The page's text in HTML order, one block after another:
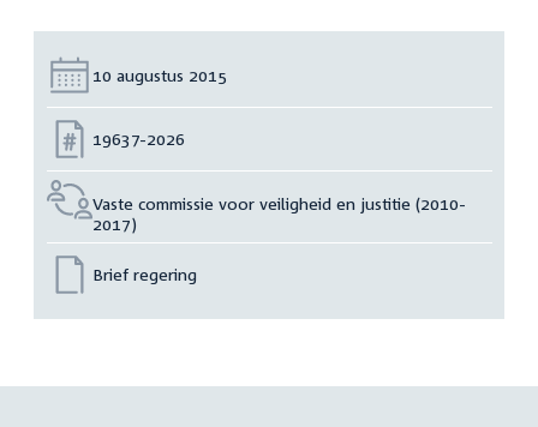
Datum:
10 augustus 2015
Nummer:
19637-2026
Vaste commissie voor veiligheid en justitie (2010-
2017)
Brief regering